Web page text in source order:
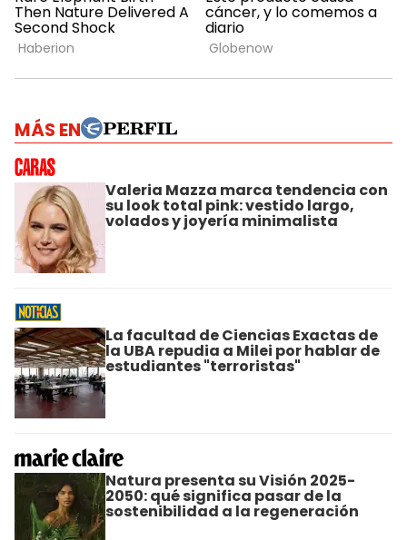
MÁS EN
Valeria Mazza marca tendencia con
su look total pink: vestido largo,
volados y joyería minimalista
La facultad de Ciencias Exactas de
la UBA repudia a Milei por hablar de
estudiantes "terroristas"
Natura presenta su Visión 2025-
2050: qué significa pasar de la
sostenibilidad a la regeneración